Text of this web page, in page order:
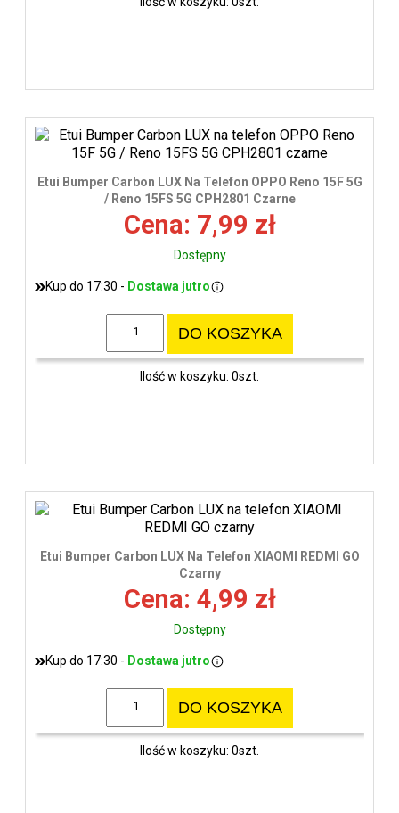
Etui Bumper Carbon LUX Na Telefon OPPO Reno 15F 5G
/ Reno 15FS 5G CPH2801 Czarne
Cena: 7,99 zł
Dostępny
Kup do 17:30 - Dostawa jutro
DO KOSZYKA
Ilość w koszyku: 0szt.
Etui Bumper Carbon LUX Na Telefon XIAOMI REDMI GO
Czarny
Cena: 4,99 zł
Dostępny
Kup do 17:30 - Dostawa jutro
DO KOSZYKA
Ilość w koszyku: 0szt.